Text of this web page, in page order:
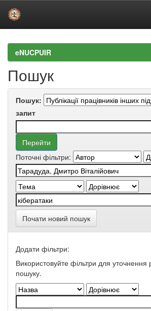
navigationeNUCPUIR
Пошук
Пошук:
запит
Поточні фільтри:
Почати новий пошук
Додати фільтри:
Використовуйте фільтри для уточнення
пошуку.